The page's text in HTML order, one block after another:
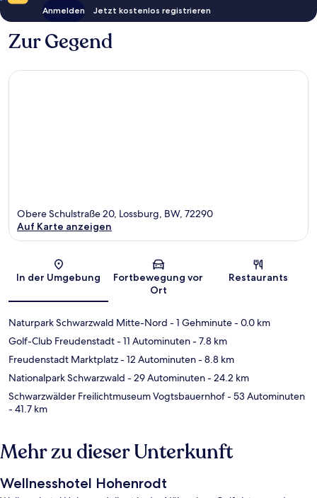
Anmelden Jetzt kostenlos registrieren
Zur Gegend
Karte
Obere Schulstraße 20, Lossburg, BW, 72290
Auf Karte anzeigen
In der Umgebung
Fortbewegung vor
Ort
Restaurants
Naturpark Schwarzwald Mitte-Nord - 1 Gehminute- 0.0 km
Golf-Club Freudenstadt- 11 Autominuten- 7.8 km
Freudenstadt Marktplatz- 12 Autominuten- 8.8 km
Nationalpark Schwarzwald - 29 Autominuten- 24.2 km
Schwarzwälder Freilichtmuseum Vogtsbauernhof- 53 Autominuten
- 41.7 km
Mehr zu dieser Unterkunft
Wellnesshotel Hohenrodt